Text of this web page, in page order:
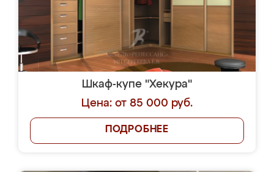
Шкаф-купе "Хекура"
Цена: от 85 000 руб.
ПОДРОБНЕЕ